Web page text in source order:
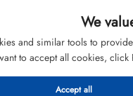
النشرة الإخبارية
حقوق الطبع والنشر © 2026 شركة
We
and similar tools to
to accept all cookies, click
Accept all